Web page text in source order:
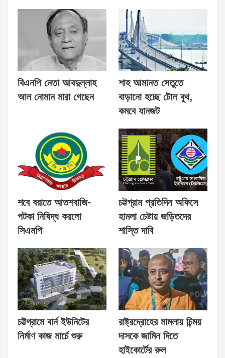
বিএনপি নেতা আবদুল্লাহ
আল নোমান মারা গেছেন
শাহ আমানত সেতুতে
বাড়ানো হচ্ছে টোল বুথ,
কমবে যানজট
শবে বরাতে আতশবাজি-
পটকা নিষিদ্ধ করলো
সিএমপি
চট্টগ্রাম প্রতিদিন অফিসে
হামলা চেষ্টায় জড়িতদের
শাস্তি দাবি
চট্টগ্রামে বার্ন ইউনিটের
নির্মাণ কাজ মার্চে শুরু
রাষ্ট্রদ্রোহের মামলায় চিন্ময়
দাসকে জামিন দিতে
হাইকোর্টের রুল